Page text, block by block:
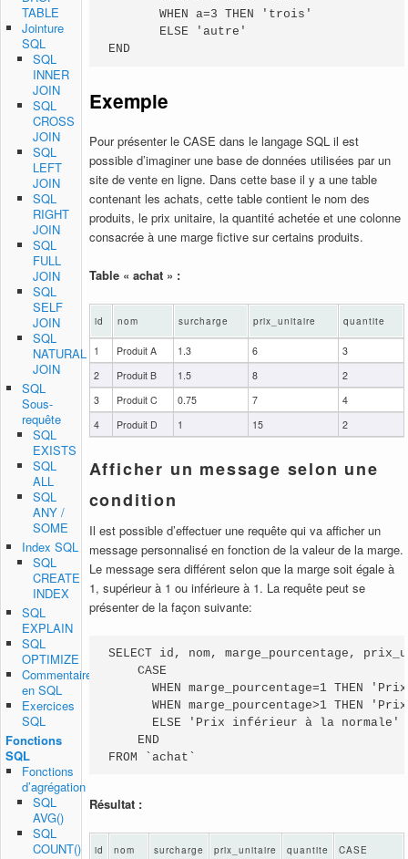
WHEN a=3 THEN 'trois'
ELSE 'autre'
END
Exemple
Pour présenter le CASE dans le langage SQL il est
possible d’imaginer une base de données utilisées par un
site de vente en ligne. Dans cette base il y a une table
contenant les achats, cette table contient le nom des
produits, le prix unitaire, la quantité achetée et une colonne
consacrée à une marge fictive sur certains produits.
Table « achat » :
id nom surcharge prix_unitaire quantite
1 Produit A 1.3 6
3
2
Produit B 1.5 8
2
3
Produit C 0.75 7
4
4
Produit D 1 15 2
Afficher un message selon une
condition
Il est possible d’effectuer une requête qui va afficher un
message personnalisé en fonction de la valeur de la marge.
Le message sera différent selon que la marge soit égale à
1, supérieur à 1 ou inférieure à 1. La requête peut se
présenter de la façon suivante:
SELECT id, nom, marge_pourcentage,
    CASE
WHEN marge_pourcentage=1 THEN
WHEN marge_pourcentage>1 THEN
ELSE 'Prix inférieur à la normale'
    END
FROM `achat`
Résultat :
id nom surcharge prix_unitaire quantite CASE
TABLE
Jointure
SQL
SQL
INNER
JOIN
SQL
CROSS
JOIN
SQL
LEFT
JOIN
SQL
RIGHT
JOIN
SQL
FULL
JOIN
SQL
SELF
JOIN
SQL
NATURAL
JOIN
SQL
Sous-
requête
SQL
EXISTS
SQL
ALL
SQL
ANY /
SOME
Index SQL
SQL
CREATE
INDEX
SQL
EXPLAIN
SQL
OPTIMIZE
Commentaires
en SQL
Exercices
SQL
Fonctions
SQL
Fonctions
d’agrégation
SQL
AVG()
SQL
COUNT()